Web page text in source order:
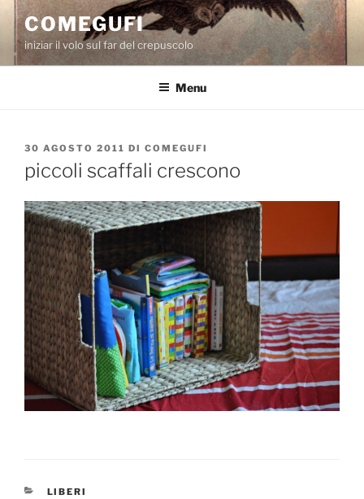
Salta
contenuto
COMEGUFI
iniziar il volo sul far del crepuscolo
Menu
PUBBLICATO
30 AGOSTO 2011 DI COMEGUFI
piccoli scaffali crescono
CATEGORIE
LIBERI